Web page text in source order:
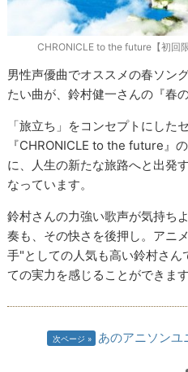
CHRONICLE to the future【初回
男性声優曲でオススメの春ソン
たい曲が、鈴村健一さんの『春
「旅立ち」をコンセプトにした
『CHRONICLE to the future』
に、人生の新たな旅路へと出発
なっています。
鈴村さんの力強い歌声が気持ち
奏も、その快さを後押し。アニ
手"としての人気も高い鈴村さん
ての実力を感じることができます
次ページ あのアニソンユ